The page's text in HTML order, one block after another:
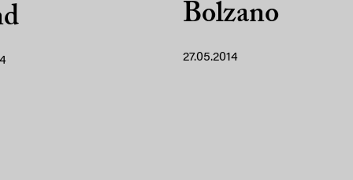
Bolzano
27.05.2014